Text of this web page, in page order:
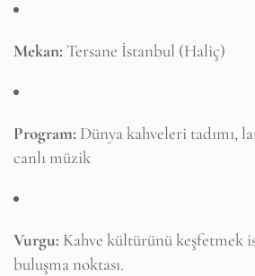
Mekan: Tersane İstanbul (Haliç)
Program: Dünya kahveleri tadımı,
canlı müzik
Vurgu: Kahve kültürünü keşfetmek
buluşma noktası.